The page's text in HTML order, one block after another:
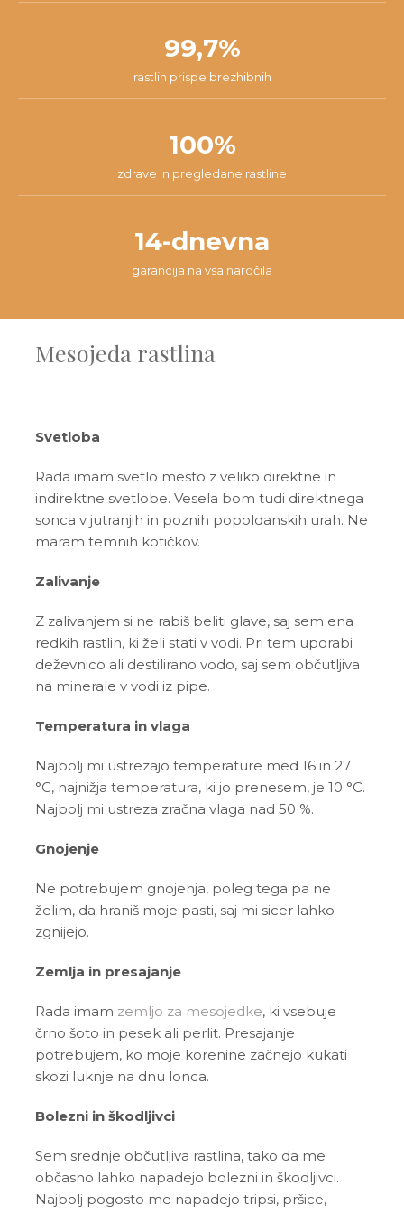
99,7%
rastlin prispe brezhibnih
100%
zdrave in pregledane rastline
14-dnevna
garancija na vsa naročila
Mesojeda rastlina
Svetloba
Rada imam svetlo mesto z veliko direktne in
indirektne svetlobe. Vesela bom tudi direktnega
sonca v jutranjih in poznih popoldanskih urah. Ne
maram temnih kotičkov.
Zalivanje
Z zalivanjem si ne rabiš beliti glave, saj sem ena
redkih rastlin, ki želi stati v vodi. Pri tem uporabi
deževnico ali destilirano vodo, saj sem občutljiva
na minerale v vodi iz pipe.
Temperatura in vlaga
Najbolj mi ustrezajo temperature med 16 in 27
°C, najnižja temperatura, ki jo prenesem, je 10 °C.
Najbolj mi ustreza zračna vlaga nad 50 %.
Gnojenje
Ne potrebujem gnojenja, poleg tega pa ne
želim, da hraniš moje pasti, saj mi sicer lahko
zgnijejo.
Zemlja in presajanje
Rada imam zemljo za mesojedke, ki vsebuje
črno šoto in pesek ali perlit. Presajanje
potrebujem, ko moje korenine začnejo kukati
skozi luknje na dnu lonca.
Bolezni in škodljivci
Sem srednje občutljiva rastlina, tako da me
občasno lahko napadejo bolezni in škodljivci.
Najbolj pogosto me napadejo tripsi, pršice,